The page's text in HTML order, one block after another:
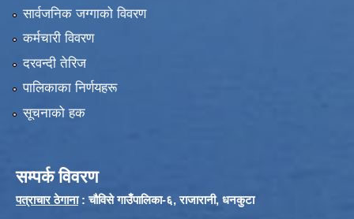
सार्वजनिक जग्गाको विवरण
कर्मचारी विवरण
दरवन्दी तेरिज
पालिकाका निर्णयहरू
सूचनाको हक
सम्पर्क विवरण
पत्राचार ठेगाना: चौविसे गाउँपालिका-६, राजारानी, धनकुटा